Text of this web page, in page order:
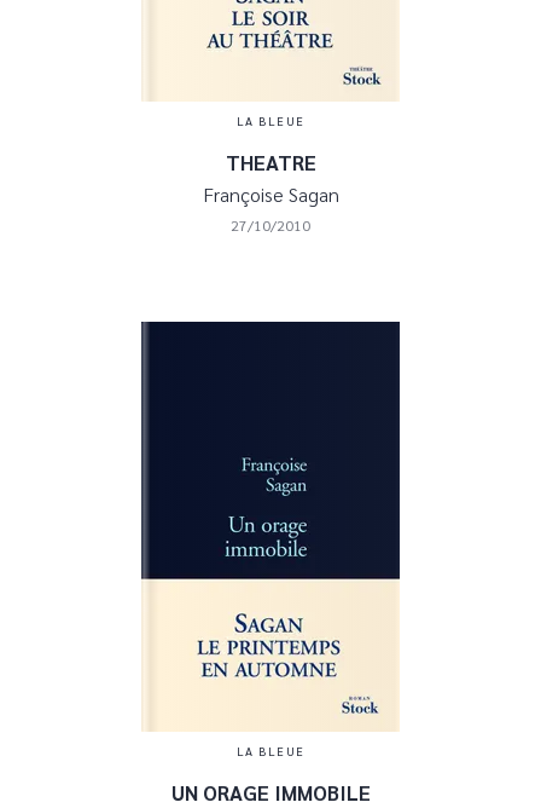
LA BLEUE
THEATRE
Françoise Sagan
27/10/2010
LA BLEUE
UN ORAGE IMMOBILE